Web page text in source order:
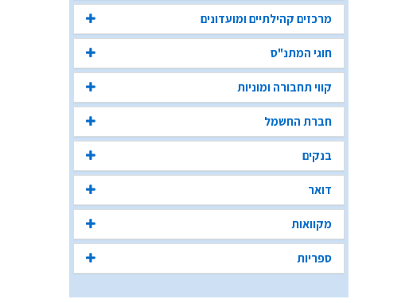
מרכזים קהילתיים ומועדונים
חוגי המתנ"ס
קווי תחבורה ומוניות
חברת החשמל
בנקים
דואר
מקוואות
ספריות